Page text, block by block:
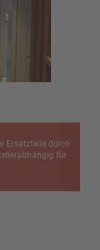
Ersatzteile durch
für